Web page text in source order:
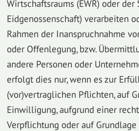
Wirtschaftsraums (EWR) oder der
Eidgenossenschaft) verarbeiten
Rahmen der Inanspruchnahme
oder Offenlegung, bzw.
andere Personen oder
erfolgt dies nur, wenn es zur
(vor)vertraglichen Pflichten, auf
Einwilligung, aufgrund einer
Verpflichtung oder auf Grundlage